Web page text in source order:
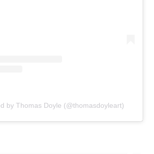
by Thomas Doyle (@thomasdoyleart)